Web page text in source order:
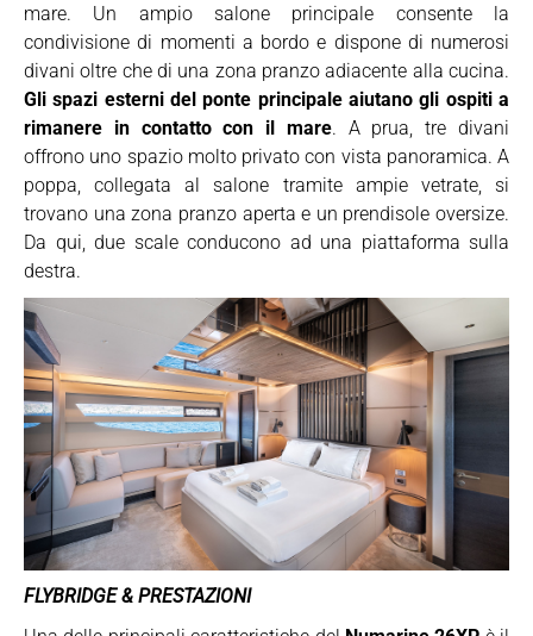
mare. Un ampio salone principale consente la
condivisione di momenti a bordo e dispone di numerosi
divani oltre che di una zona pranzo adiacente alla cucina.
Gli spazi esterni del ponte principale aiutano gli ospiti a
rimanere in contatto con il mare. A prua, tre divani
offrono uno spazio molto privato con vista panoramica. A
poppa, collegata al salone tramite ampie vetrate, si
trovano una zona pranzo aperta e un prendisole oversize.
Da qui, due scale conducono ad una piattaforma sulla
destra.
FLYBRIDGE & PRESTAZIONI